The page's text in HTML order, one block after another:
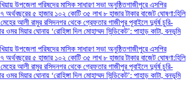
উপজেলা পরিষদের মাসিক সাধারণ সভা অনুষ্ঠিতগাজীপুরে এসপির
৫ হাজার ১০২ কোটি ৩৫ লাখ ৮ হাজার টাকার বাজেট ঘোষণা:হিলি
আলী রামুর রসিদনগর থেকে গ্রেফতার গাজীপুর পূবাইলে দুর্ধর্ষ চুরি-
ওমর মিয়ার ঘোনায় ‘রোহিঙ্গা দিল মোহাম্মদ সিন্ডিকেট’: পাহাড় কাটা, বনভূমি
উপজেলা পরিষদের মাসিক সাধারণ সভা অনুষ্ঠিতগাজীপুরে এসপির
৫ হাজার ১০২ কোটি ৩৫ লাখ ৮ হাজার টাকার বাজেট ঘোষণা:হিলি
আলী রামুর রসিদনগর থেকে গ্রেফতার গাজীপুর পূবাইলে দুর্ধর্ষ চুরি-
ওমর মিয়ার ঘোনায় ‘রোহিঙ্গা দিল মোহাম্মদ সিন্ডিকেট’: পাহাড় কাটা, বনভূমি